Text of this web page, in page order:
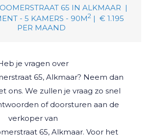
65 IN ALKMAAR |
- 5 KAMERS - 90M2| € 1.195
PER MAAND
je vragen over
65, Alkmaar? Neem dan
ons. We zullen je vraag zo snel
of doorsturen aan de
verkoper van
65, Alkmaar. Voor het